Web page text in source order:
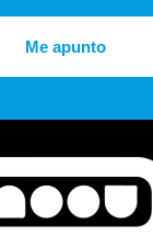
Me apunto